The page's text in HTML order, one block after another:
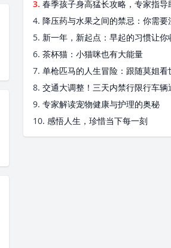
3. 春季孩子身高猛长攻略，专家指导
4. 降压药与水果之间的禁忌：你需要
5. 新一年，新起点：早起的习惯让你
6. 茶杯猫：小猫咪也有大能量
7. 单枪匹马的人生冒险：跟随莫姐看
8. 交通大调整！三天内禁行限行车辆
9. 专家解读宠物健康与护理的奥秘
10. 感悟人生，珍惜当下每一刻